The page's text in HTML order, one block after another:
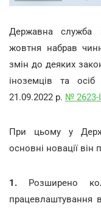
Державна служба
жовтня набрав
змін до деяких
іноземців та
21.09.2022 р. № 2623-
При цьому у
основні новації він
1. Розширено
працевлаштування